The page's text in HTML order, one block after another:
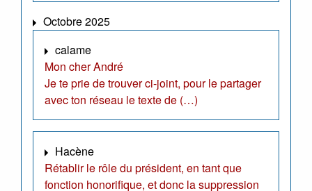
Octobre 2025
calame
Mon cher André
Je te prie de trouver ci-joint, pour le partager
avec ton réseau le texte de (…)
Hacène
Rétablir le rôle du président, en tant que
fonction honorifique, et donc la suppression